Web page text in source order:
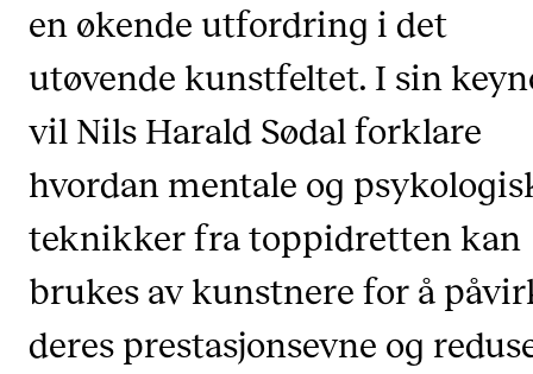
Nyheter og historier
INFO
Om Norges musikkhøgskole
Kontakt oss
en økende utfordring i det
utøvende kunstfeltet. I sin
vil Nils Harald Sødal forklare
hvordan mentale og
teknikker fra toppidretten kan
brukes av kunstnere for å
deres prestasjonsevne og